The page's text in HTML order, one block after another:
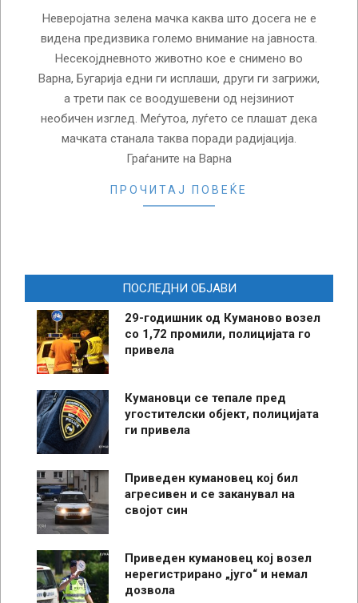
Неверојатна зелена мачка каква што досега не е
видена предизвика големо внимание на јавноста.
Несекојдневното животно кое е снимено во
Варна, Бугарија едни ги исплаши, други ги загрижи,
а трети пак се воодушевени од нејзиниот
необичен изглед. Меѓутоа, луѓето се плашат дека
мачката станала таква поради радијација.
Граѓаните на Варна
ПРОЧИТАЈ ПОВЕЌЕ
ПОСЛЕДНИ ОБЈАВИ
29-годишник од Куманово возел
со 1,72 промили, полицијата го
привела
Кумановци се тепале пред
угостителски објект, полицијата
ги привела
Приведен кумановец кој бил
агресивен и се заканувал на
својот син
Приведен кумановец кој возел
нерегистрирано „југо“ и немал
дозвола